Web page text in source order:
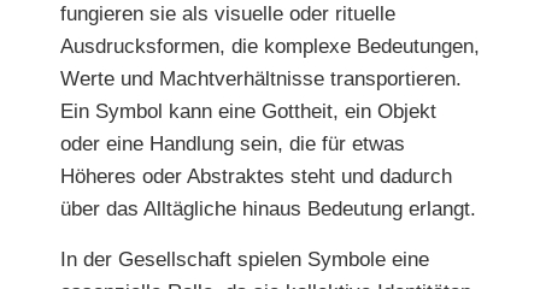
fungieren sie als visuelle oder rituelle
Ausdrucksformen, die komplexe Bedeutungen,
Werte und Machtverhältnisse transportieren.
Ein Symbol kann eine Gottheit, ein Objekt
oder eine Handlung sein, die für etwas
Höheres oder Abstraktes steht und dadurch
über das Alltägliche hinaus Bedeutung erlangt.
In der Gesellschaft spielen Symbole eine